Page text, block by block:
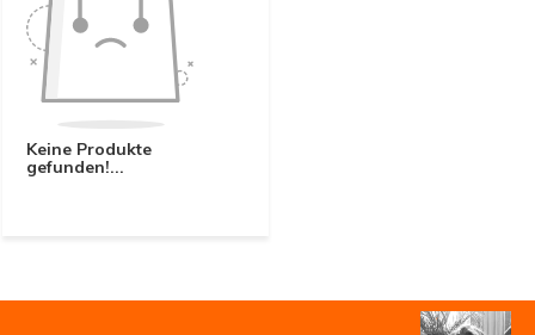
Keine Produkte
gefunden!...